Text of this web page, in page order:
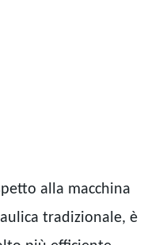
alla macchina
tradizionale, è